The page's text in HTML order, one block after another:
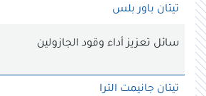
تيتان باور بلس
سائل تعزيز أداء وقود الجازولين
تيتان جانيمت الترا